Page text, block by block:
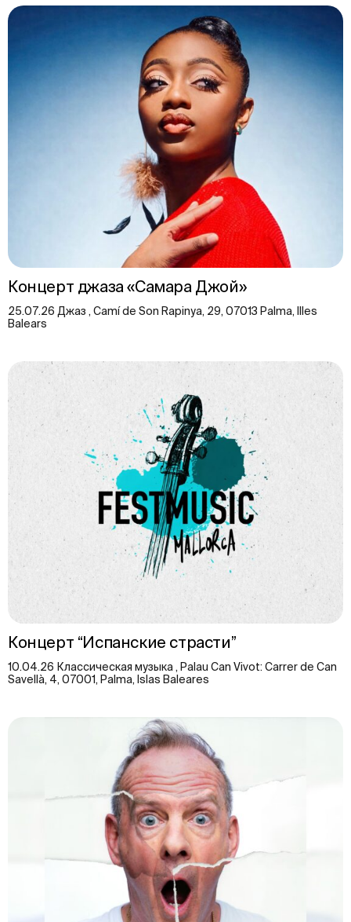
Концерт джаза «Самара Джой»
25.07.26 Джаз , Camí de Son Rapinya, 29, 07013 Palma, Illes
Balears
Концерт “Испанские страсти”
10.04.26 Классическая музыка , Palau Can Vivot: Carrer de Can
Savellà, 4, 07001, Palma, Islas Baleares